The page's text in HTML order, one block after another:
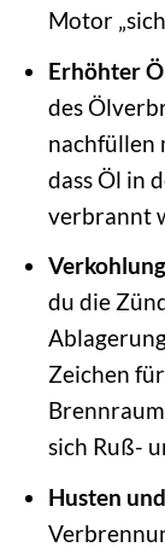
Motor
Erhöhter
des
nachfüllen
dass Öl in
verbrannt
du die
Zeichen
sich Ruß-
Husten